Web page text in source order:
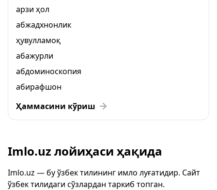
арзи ҳол
абжадхнонлик
ҳувулламоқ
абажурли
абдоминоскопия
абирафшон
Ҳаммасини кўриш
Imlo.uz лойиҳаси ҳақида
Imlo.uz — бу ўзбек тилининг имло луғатидир. Сайт
ўзбек тилидаги сўзлардан таркиб топган.